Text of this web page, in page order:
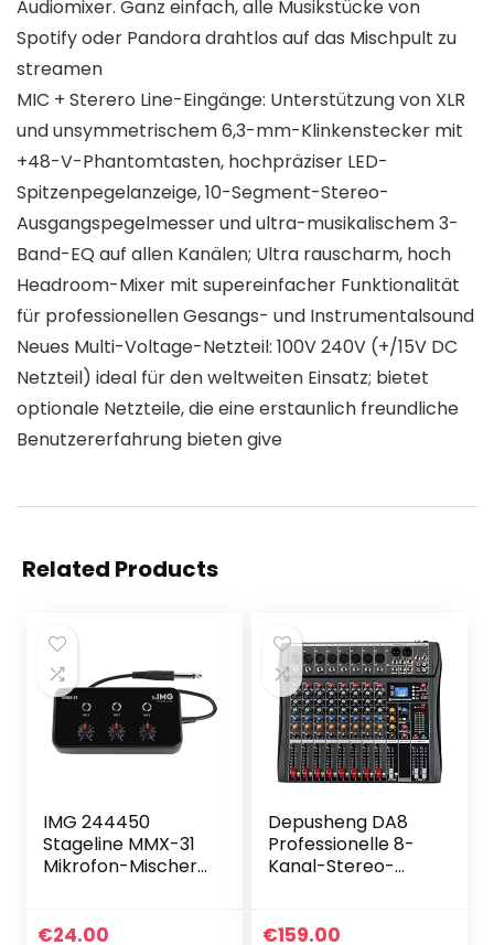
Audiomixer. Ganz einfach, alle Musikstücke von
Spotify oder Pandora drahtlos auf das Mischpult zu
streamen
MIC + Sterero Line-Eingänge: Unterstützung von XLR
und unsymmetrischem 6,3-mm-Klinkenstecker mit
+48-V-Phantomtasten, hochpräziser LED-
Spitzenpegelanzeige, 10-Segment-Stereo-
Ausgangspegelmesser und ultra-musikalischem 3-
Band-EQ auf allen Kanälen; Ultra rauscharm, hoch
Headroom-Mixer mit supereinfacher Funktionalität
für professionellen Gesangs- und Instrumentalsound
Neues Multi-Voltage-Netzteil: 100V 240V (+/15V DC
Netzteil) ideal für den weltweiten Einsatz; bietet
optionale Netzteile, die eine erstaunlich freundliche
Benutzererfahrung bieten give
Related Products
IMG 244450
Stageline MMX-31
Mikrofon-Mischer,
schwarz
€24.00
Depusheng DA8
Professionelle 8-
Kanal-Stereo-
Bluetooth-USB-
€159.00